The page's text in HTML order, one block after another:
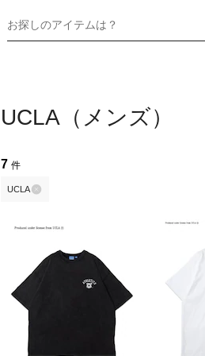
お探しのアイテムは？
UCLA（メンズ）
7 件
UCLA